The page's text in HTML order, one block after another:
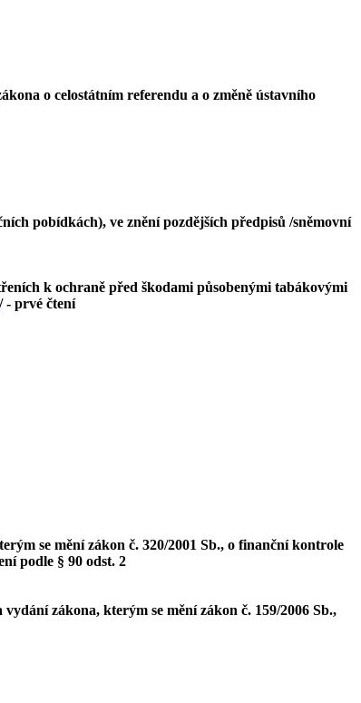
o celostátním referendu a o změně ústavního
pobídkách), ve znění pozdějších předpisů /sněmovní
k ochraně před škodami působenými tabákovými
/ - prvé čtení
se mění zákon č. 320/2001 Sb., o finanční kontrole
podle § 90 odst. 2
zákona, kterým se mění zákon č. 159/2006 Sb.,